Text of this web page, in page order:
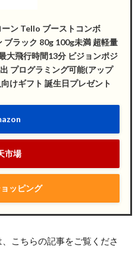
ーン Tello ブーストコンボ
ラック 80g 100g未満 超軽量
大飛行時間13分 ビジョンポジ
プログラミング可能(アップ
けギフト 誕生日プレゼント
市場
ッピング
こちらの記事をご覧くださ